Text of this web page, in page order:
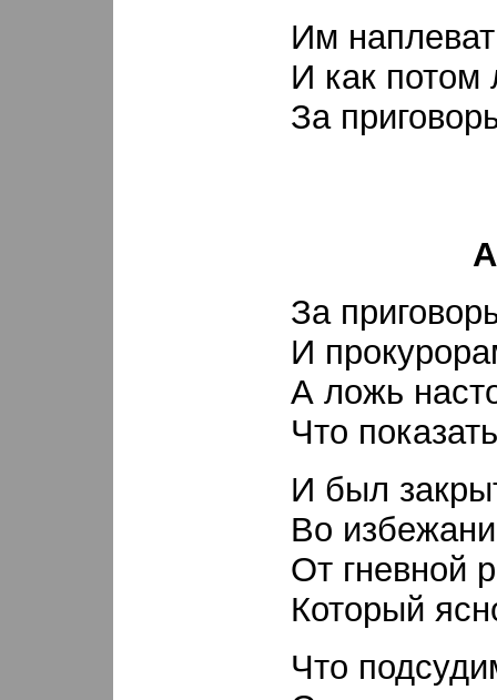
Им
И как потом
За
За
И
А ложь
Что
И был
Во
От гневной
Который
Что